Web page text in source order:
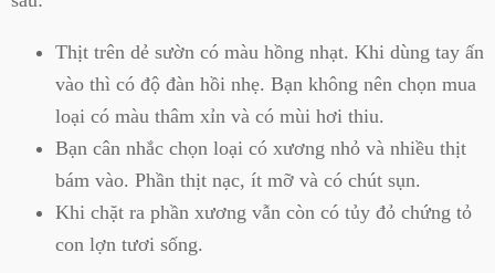
Thịt trên dẻ sườn có màu hồng nhạt. Khi dùng tay ấn
vào thì có độ đàn hồi nhẹ. Bạn không nên chọn mua
loại có màu thâm xỉn và có mùi hơi thiu.
Bạn cân nhắc chọn loại có xương nhỏ và nhiều thịt
bám vào. Phần thịt nạc, ít mỡ và có chút sụn.
Khi chặt ra phần xương vẫn còn có tủy đỏ chứng tỏ
con lợn tươi sống.